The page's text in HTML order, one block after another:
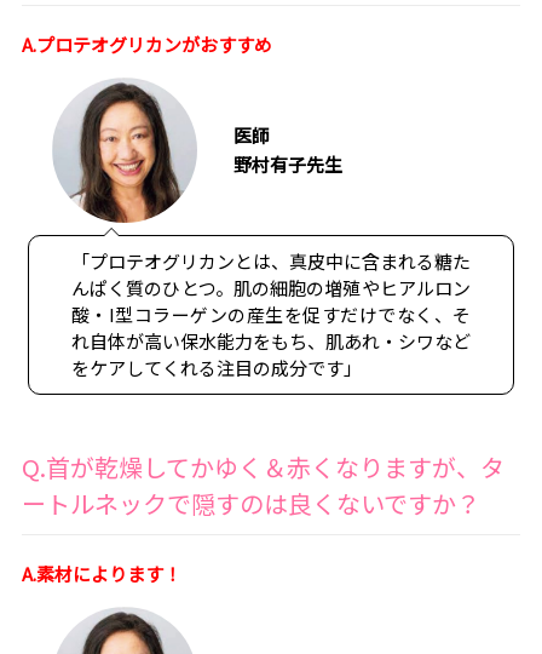
A.プロテオグリカンがおすすめ
医師
野村有子先生
「プロテオグリカンとは、真皮中に含まれる糖た
んぱく質のひとつ。肌の細胞の増殖やヒアルロン
酸・I型コラーゲンの産生を促すだけでなく、そ
れ自体が高い保水能力をもち、肌あれ・シワなど
をケアしてくれる注目の成分です」
Q.首が乾燥してかゆく＆赤くなりますが、タ
ートルネックで隠すのは良くないですか？
A.素材によります！